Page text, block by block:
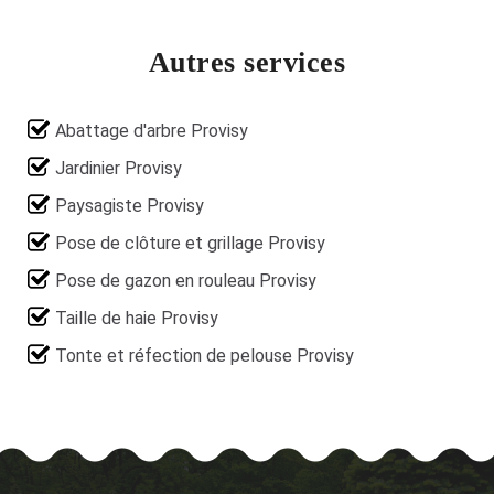
Autres services
Abattage d'arbre Provisy
Jardinier Provisy
Paysagiste Provisy
Pose de clôture et grillage Provisy
Pose de gazon en rouleau Provisy
Taille de haie Provisy
Tonte et réfection de pelouse Provisy